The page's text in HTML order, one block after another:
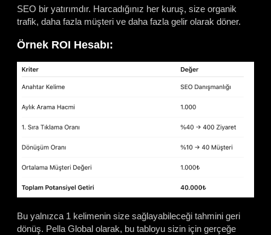
SEO bir yatırımdır. Harcadığınız her kuruş, size organik
trafik, daha fazla müşteri ve daha fazla gelir olarak döner.
Örnek ROI Hesabı:
Bu yalnızca 1 kelimenin size sağlayabileceği tahmini geri
dönüş. Pella Global olarak, bu tabloyu sizin için gerçeğe